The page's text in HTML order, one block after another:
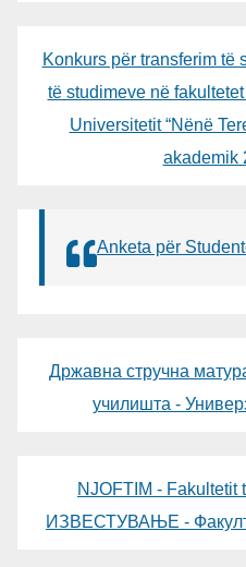
Konkurs për transferim të
të studimeve në
Universitetit “Nënë
akademik
Anketa për
Државна стручна
училишта -
NJOFTIM -
ИЗВЕСТУВАЊЕ -